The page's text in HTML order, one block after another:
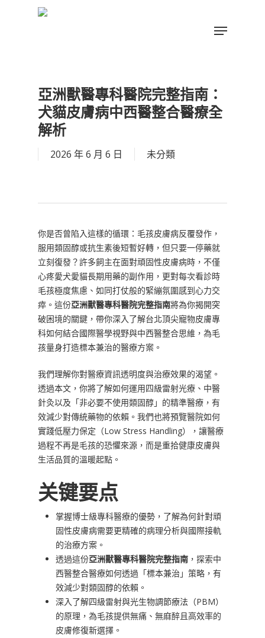
Menu
亞洲獸醫專科醫院完整指南：
犬貓皮膚病中西醫整合醫療全
解析
2026 年 6 月 6 日 未分類
你是否曾陷入這樣的循環：毛孩皮膚病反覆發作，
服用類固醇或抗生素後短暫好轉，但只要一停藥就
立刻復發？許多飼主在面對頑固性皮膚病時，不僅
心疼愛犬愛貓長期用藥的副作用，更對每次看診時
毛孩極度焦慮、如同打仗般的緊繃氛圍感到心力交
瘁。這份亞洲獸醫專科醫院完整指南將為你揭開突
破困境的關鍵，帶你深入了解台北頂尖寵物皮膚專
科如何結合國際醫學視野與中西醫整合思維，為毛
孩量身打造標本兼治的醫療方案。
我們理解你對醫療資訊透明度與治療效果的渴望。
透過本文，你將了解如何運用四級雷射光療、中醫
針灸以及「非必要不使用類固醇」的精準醫療，有
效減少對傳統藥物的依賴。我們也將預覽醫院如何
實踐低壓力保定（Low Stress Handling），讓醫療
過程不再是毛孩的恐懼來源，而是重拾健康皮膚與
生活品質的溫暖起點。
关键要点
掌握博士級專科醫療的優勢，了解為何針對頑
固性皮膚病需要更精確的病理分析與國際接軌
的治療方案。
透過這份亞洲獸醫專科醫院完整指南 ，探索中
西醫整合醫療如何透過「標本兼治」策略，有
效減少對類固醇的依賴。
深入了解四級雷射與光生物調節療法（PBM）
的原理，為毛孩提供無痛、無麻醉且高效率的
皮膚修復新選擇。